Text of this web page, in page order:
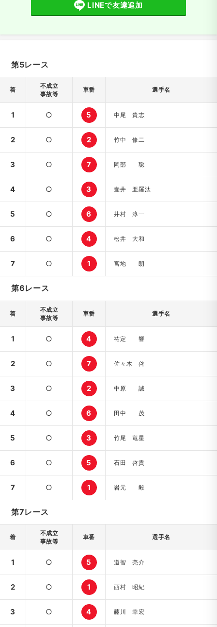
LINEで友達追加
第5レース
着
不成立
事故等
車番 選手名
1 ○ 5 中尾 貴志
2 ○ 2 竹中 修二
3 ○ 7 岡部 聡
4 ○ 3 壷井 亜羅汰
5 ○ 6 井村 淳一
6 ○ 4 松井 大和
7 ○ 1 宮地 朗
第6レース
着
不成立
事故等
車番 選手名
1 ○ 4 祐定 響
2 ○ 7 佐々木 啓
3 ○ 2 中原 誠
4 ○ 6 田中 茂
5 ○ 3 竹尾 竜星
6 ○ 5 石田 啓貴
7 ○ 1 岩元 毅
第7レース
着
不成立
事故等
車番 選手名
1 ○ 5 道智 亮介
2 ○ 1 西村 昭紀
3 ○ 4 藤川 幸宏